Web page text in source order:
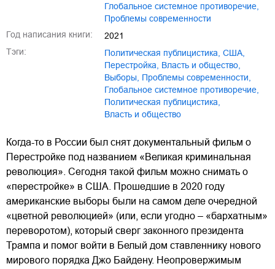
глобальное системное противоречие,
проблемы современности
Год написания книги:
2021
Тэги:
политическая публицистика, США,
Перестройка, власть и общество,
выборы, проблемы современности,
глобальное системное противоречие,
Политическая публицистика,
Власть и общество
Когда-то в России был снят документальный фильм о
Перестройке под названием «Великая криминальная
революция». Сегодня такой фильм можно снимать о
«перестройке» в США. Прошедшие в 2020 году
американские выборы были на самом деле очередной
«цветной революцией» (или, если угодно – «бархатным»
переворотом), который сверг законного президента
Трампа и помог войти в Белый дом ставленнику нового
мирового порядка Джо Байдену. Неопровержимым